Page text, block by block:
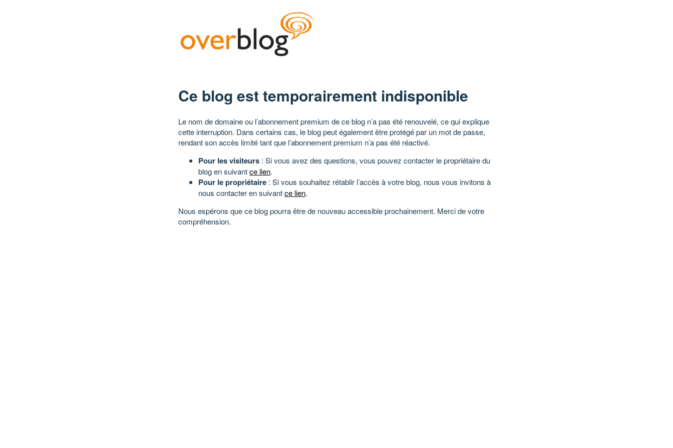
Ce blog est temporairement indisponible
Le nom de domaine ou l’abonnement premium de ce blog n’a pas été renouvelé, ce qui explique
cette interruption. Dans certains cas, le blog peut également être protégé par un mot de passe,
rendant son accès limité tant que l’abonnement premium n’a pas été réactivé.
Pour les visiteurs : Si vous avez des questions, vous pouvez contacter le propriétaire du
blog en suivantce lien.
Pour le propriétaire : Si vous souhaitez rétablir l’accès à votre blog, nous vous invitons à
nous contacter en suivantce lien.
Nous espérons que ce blog pourra être de nouveau accessible prochainement. Merci de votre
compréhension.